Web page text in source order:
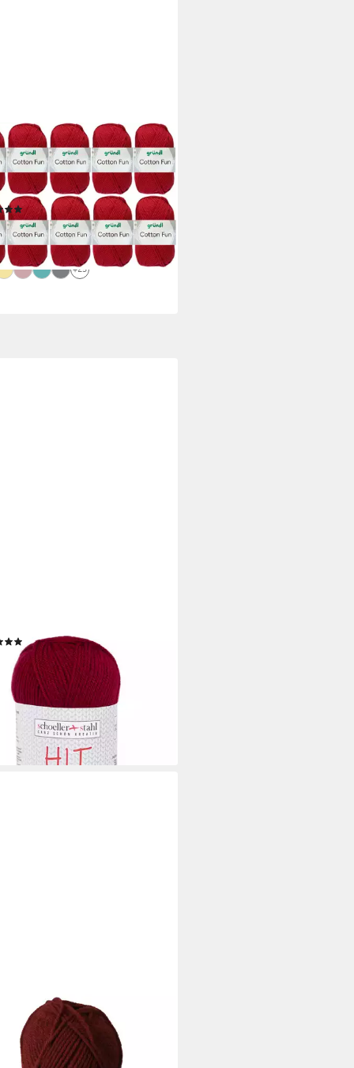
Gramm Gründl Cotton Fun
Farbe) Farbauswahl
(5)
€
€/ 1 kg)
- in 4-5 Werktagen bei dir
+25
(4)
- in 6-7 Werktagen bei dir
+31
Strickgarn Carmen Häkelwolle,
bordeaux